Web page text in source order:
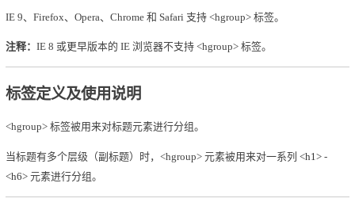
IE 9、Firefox、Opera、Chrome 和 Safari 支持 <hgroup> 标签。
注释：IE 8 或更早版本的 IE 浏览器不支持 <hgroup> 标签。
标签定义及使用说明
<hgroup> 标签被用来对标题元素进行分组。
当标题有多个层级（副标题）时，<hgroup> 元素被用来对一系列<h1> -
<h6> 元素进行分组。